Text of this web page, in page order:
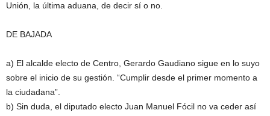
Unión, la última aduana, de decir sí o no.
DE BAJADA
a) El alcalde electo de Centro, Gerardo Gaudiano sigue en lo suyo
sobre el inicio de su gestión. “Cumplir desde el primer momento a
la ciudadana”.
b) Sin duda, el diputado electo Juan Manuel Fócil no va ceder así